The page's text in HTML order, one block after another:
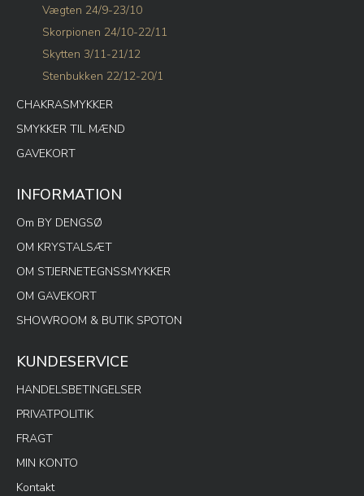
Vægten 24/9-23/10
Skorpionen 24/10-22/11
Skytten 3/11-21/12
Stenbukken 22/12-20/1
CHAKRASMYKKER
SMYKKER TIL MÆND
GAVEKORT
INFORMATION
Om BY DENGSØ
OM KRYSTALSÆT
OM STJERNETEGNSSMYKKER
OM GAVEKORT
SHOWROOM & BUTIK SPOTON
KUNDESERVICE
HANDELSBETINGELSER
PRIVATPOLITIK
FRAGT
MIN KONTO
Kontakt